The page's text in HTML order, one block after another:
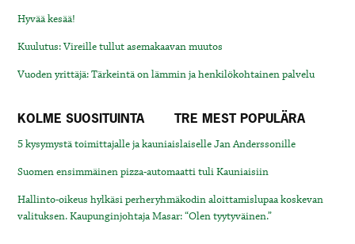
Hyvää kesää!
Kuulutus: Vireille tullut asemakaavan muutos
Vuoden yrittäjä: Tärkeintä on lämmin ja henkilökohtainen palvelu
KOLME SUOSITUINTA TRE MEST POPULÄRA
5 kysymystä toimittajalle ja kauniaislaiselle Jan Anderssonille
Suomen ensimmäinen pizza-automaatti tuli Kauniaisiin
Hallinto-oikeus hylkäsi perheryhmäkodin aloittamislupaa koskevan
valituksen. Kaupunginjohtaja Masar: “Olen tyytyväinen.”